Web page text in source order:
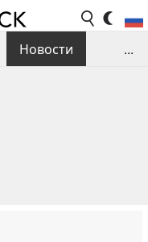
Новости
...